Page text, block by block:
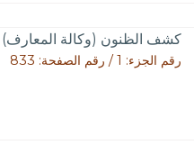
كشف الظنون (وكالة المعارف)
رقم الجزء: 1 / رقم الصفحة: 833